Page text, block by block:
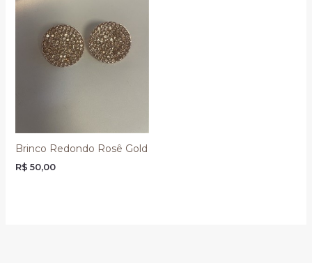
Brinco Redondo Rosê Gold
R$ 50,00